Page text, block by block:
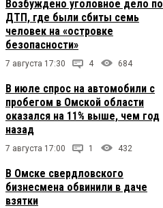
Возбуждено уголовное дело по
ДТП, где были сбиты семь
человек на «островке
безопасности»
7 августа 17:30 4 684
В июле спрос на автомобили с
пробегом в Омской области
оказался на 11% выше, чем год
назад
7 августа 17:00 1 432
В Омске свердловского
бизнесмена обвинили в даче
взятки